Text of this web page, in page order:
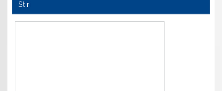
Stiri